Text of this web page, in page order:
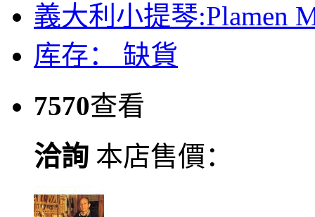
義大利小提琴:Plamen
库存： 缺貨
7570查看
洽詢 本店售價：